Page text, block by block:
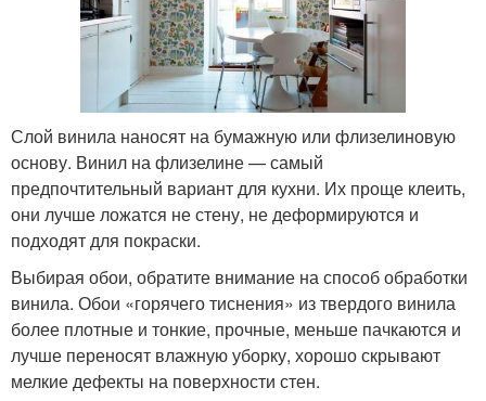
Слой винила наносят на бумажную или флизелиновую
основу. Винил на флизелине — самый
предпочтительный вариант для кухни. Их проще клеить,
они лучше ложатся не стену, не деформируются и
подходят для покраски.
Выбирая обои, обратите внимание на способ обработки
винила. Обои «горячего тиснения» из твердого винила
более плотные и тонкие, прочные, меньше пачкаются и
лучше переносят влажную уборку, хорошо скрывают
мелкие дефекты на поверхности стен.